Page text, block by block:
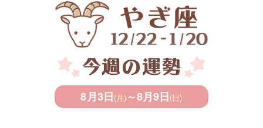
8月3日(月)～8月9日(日)